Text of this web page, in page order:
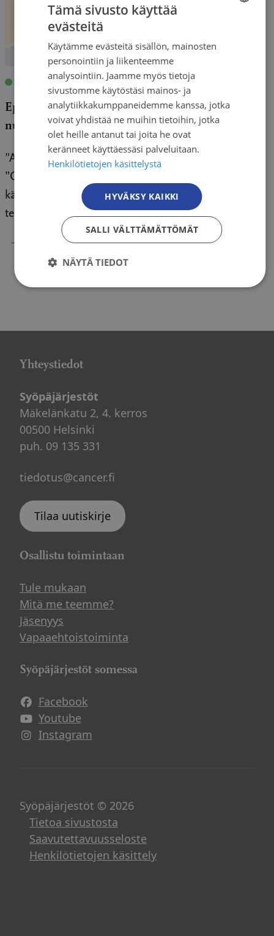
06.07.2021| Tiina Kiviluoma
Epämääräinen terveystieto netissä hämmentää
nuoria
”Aiheuttavatko porkkana ja greippi syöpää?”
”Olenko vaarassa saada rintasyövän, jos olen
käyttänyt rintaliivejä 12 vuotta?” ”Onko totta, että
telkkarin katselu aiheuttaa syöpää?” […]
→
Yhteystiedot
Syöpäjärjestöt
Mäkelänkatu 2, 4. kerros
00500 Helsinki
puh. 09 135 331
tiedotus@cancer.fi
Tilaa uutiskirje
Osallistu toimintaan
Tule mukaan
Mitä me teemme?
Jäsenyys
Vapaaehtoistoiminta
Syöpäjärjestöt somessa
Facebook
Avautuu uuteen ikkunaan
Youtube
Avautuu uuteen ikkunaan
Instagram
Avautuu uuteen ikkunaan
Syöpäjärjestöt © 2026
Tietoa sivustosta
Saavutettavuusseloste
Henkilötietojen käsittely
FINNISH
Tämä sivusto käyttää
evästeitä
Käytämme evästeitä sisällön, mainosten
personointiin ja liikenteemme
analysointiin. Jaamme myös tietoja
sivustomme käytöstäsi mainos- ja
analytiikkakumppaneidemme kanssa, jotka
voivat yhdistää ne muihin tietoihin, jotka
olet heille antanut tai joita he ovat
keränneet käyttäessäsi palveluitaan.
Henkilötietojen käsittelystä
HYVÄKSY KAIKKI
SALLI VÄLTTÄMÄTTÖMÄT
NÄYTÄ TIEDOT